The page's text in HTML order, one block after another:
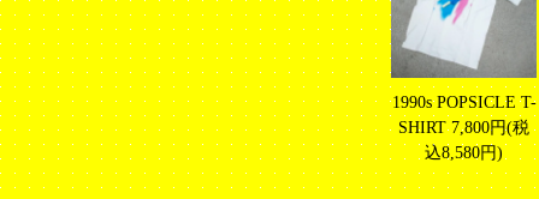
1990s POPSICLE T-
SHIRT7,800円(税
込8,580円)